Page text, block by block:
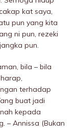
kat saya,
pun yang kita
ni pun, rezeki
pun.
bila – bila
terhadap
buat jadi
kepada
– Annissa (Bukan